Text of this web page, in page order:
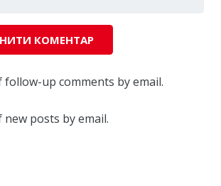
up comments by email.
posts by email.